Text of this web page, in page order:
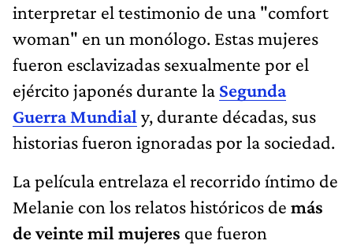
interpretar el testimonio de una "comfort
woman" en un monólogo. Estas mujeres
fueron esclavizadas sexualmente por el
ejército japonés durante la Segunda
Guerra Mundial y, durante décadas, sus
historias fueron ignoradas por la sociedad.
La película entrelaza el recorrido íntimo de
Melanie con los relatos históricos de más
de veinte mil mujeres que fueron